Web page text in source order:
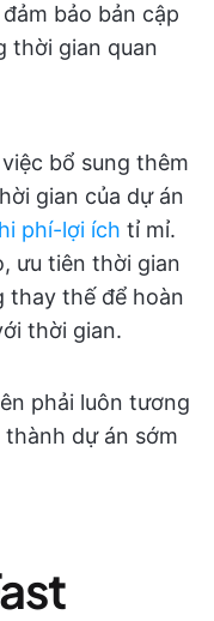
bảo bản cập
thời gian quan
bổ sung thêm
gian của dự án
phí-lợi ích tỉ mỉ.
ưu tiên thời gian
thế để hoàn
thời gian.
phải luôn tương
dự án sớm